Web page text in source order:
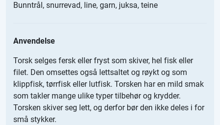
Bunntrål, snurrevad, line, garn, juksa, teine
Anvendelse
Torsk selges fersk eller fryst som skiver, hel fisk eller
filet. Den omsettes også lettsaltet og røykt og som
klippfisk, tørrfisk eller lutfisk. Torsken har en mild smak
som takler mange ulike typer tilbehør og krydder.
Torsken skiver seg lett, og derfor bør den ikke deles i for
små stykker.